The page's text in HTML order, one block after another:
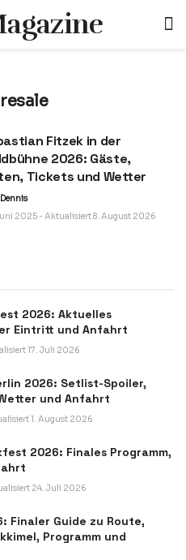
Fitzek in der
2026: Gäste,
Tickets und Wetter
Dennis
2025 - Aktualisiert 8. August 2026
2026: Aktuelles
Eintritt und Anfahrt
17. Juli 2026
2026: Setlist-Spoiler,
und Anfahrt
1. August 2026
2026: Finales Programm,
24. Juli 2026
Finaler Guide zu Route,
Programm und